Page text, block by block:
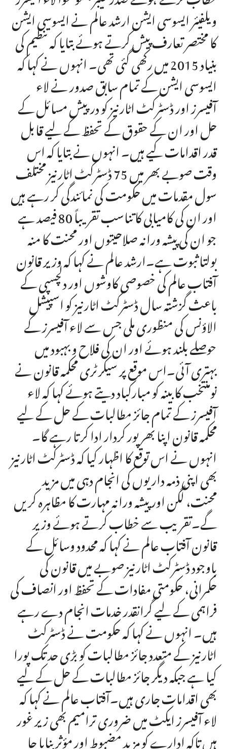
ویلفیئر ایسوسی ایشن ارشد عالم نے ایسوسی ایشن
کا مختصر تعارف پیش کرتے ہوئے بتایا کہ تنظیم کی
بنیاد 2015 میں رکھی گئی تھی۔ انہوں نے کہا کہ
ایسوسی ایشن کے تمام سابق صدور نے لاء
آفیسرز اور ڈسٹرکٹ اٹارنیز کو درپیش مسائل کے
حل اور ان کے حقوق کے تحفظ کے لیے قابل
قدر اقدامات کیے ہیں۔ انہوں نے بتایا کہ اس
وقت صوبے بھر میں 75 ڈسٹرکٹ اٹارنیز مختلف
سول مقدمات میں حکومت کی نمائندگی کر رہے ہیں
اور ان کی کامیابی کا تناسب تقریباً 80 فیصد ہے
جو ان کی پیشہ ورانہ صلاحیتوں اور محنت کا منہ
بولتا ثبوت ہے۔ارشد عالم نے کہا کہ وزیر قانون
آفتاب عالم کی خصوصی کاوشوں اور دلچسپی کے
باعث گزشتہ سال ڈسٹرکٹ اٹارنیز کو اسپیشل
الاؤنس کی منظوری ملی جس سے لاء آفیسرز کے
حوصلے بلند ہوئے اور ان کی فلاح و بہبود میں
بہتری آئی۔اس موقع پر سیکرٹری محکمہ قانون نے
نومنتخب کابینہ کو مبارکباد دیتے ہوئے کہا کہ لاء
آفیسرز کے تمام جائز مطالبات کے حل کے لیے
محکمہ قانون اپنا بھرپور کردار ادا کرتا رہے گا۔
انہوں نے اس توقع کا اظہار کیا کہ ڈسٹرکٹ اٹارنیز
بھی اپنی ذمہ داریوں کی انجام دہی میں مزید
محنت، لگن اور پیشہ ورانہ مہارت کا مظاہرہ کریں
گے۔تقریب سے خطاب کرتے ہوئے وزیر
قانون آفتاب عالم نے کہا کہ محدود وسائل کے
باوجود ڈسٹرکٹ اٹارنیز صوبے میں قانون کی
حکمرانی، حکومتی مفادات کے تحفظ اور انصاف کی
فراہمی کے لیے گرانقدر خدمات انجام دے رہے
ہیں۔ انہوں نے کہا کہ حکومت نے ڈسٹرکٹ
اٹارنیز کے متعدد جائز مطالبات کو بڑی حد تک پورا
کیا ہے جبکہ دیگر جائز مطالبات کے حل کے لیے
بھی اقدامات جاری ہیں۔آفتاب عالم نے کہا کہ
لاء آفیسرز ایکٹ میں ضروری ترامیم بھی زیر غور
ہیں تاکہ ادارے کو مزید مضبوط اور مؤثر بنایا جا